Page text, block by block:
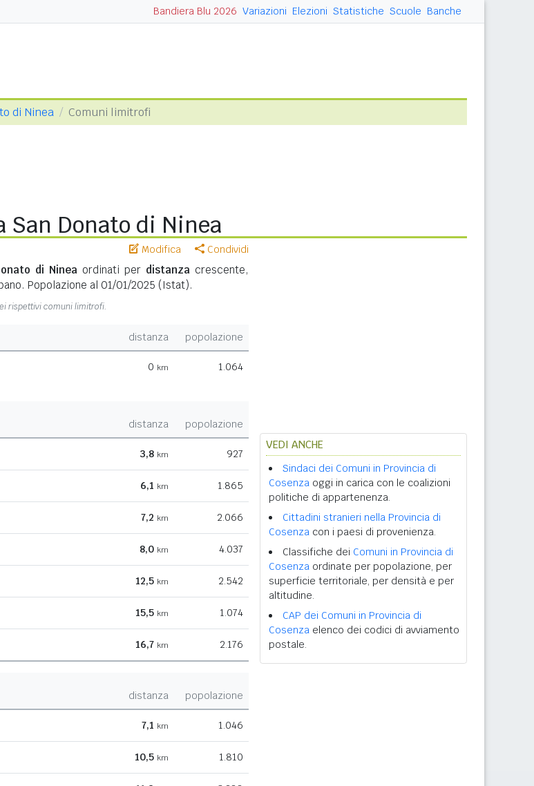
Bandiera Blu 2026 Variazioni Elezioni Statistiche Scuole Banche
di Ninea Comuni limitrofi
Donato di Ninea
Modifica Condividi
di Ninea ordinati per distanza crescente,
Popolazione al 01/01/2025 (Istat).
rispettivi comuni limitrofi.
distanza popolazione
0 km 1.064
distanza popolazione
3,8 km 927
6,1 km 1.865
7,2 km 2.066
8,0 km 4.037
12,5 km 2.542
15,5 km 1.074
16,7 km 2.176
distanza popolazione
7,1 km 1.046
10,5 km 1.810
VEDI ANCHE
Sindaci dei Comuni in Provincia di
Cosenza oggi in carica con le coalizioni
politiche di appartenenza.
Cittadini stranieri nella Provincia di
Cosenza con i paesi di provenienza.
Classifiche dei Comuni in Provincia di
Cosenza ordinate per popolazione, per
superficie territoriale, per densità e per
altitudine.
CAP dei Comuni in Provincia di
Cosenza elenco dei codici di avviamento
postale.